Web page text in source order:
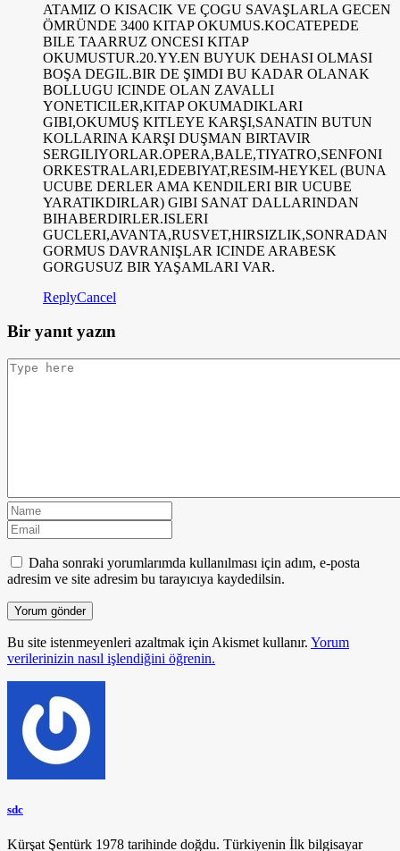
ATAMIZ O KISACIK VE ÇOGU SAVAŞLARLA GECEN
ÖMRÜNDE 3400 KITAP OKUMUS.KOCATEPEDE
BILE TAARRUZ ONCESI KITAP
OKUMUSTUR.20.YY.EN BUYUK DEHASI OLMASI
BOŞA DEGIL.BIR DE ŞIMDI BU KADAR OLANAK
BOLLUGU ICINDE OLAN ZAVALLI
YONETICILER,KITAP OKUMADIKLARI
GIBI,OKUMUŞ KITLEYE KARŞI,SANATIN BUTUN
KOLLARINA KARŞI DUŞMAN BIRTAVIR
SERGILIYORLAR.OPERA,BALE,TIYATRO,SENFONI
ORKESTRALARI,EDEBIYAT,RESIM-HEYKEL (BUNA
UCUBE DERLER AMA KENDILERI BIR UCUBE
YARATIKDIRLAR) GIBI SANAT DALLARINDAN
BIHABERDIRLER.ISLERI
GUCLERI,AVANTA,RUSVET,HIRSIZLIK,SONRADAN
GORMUS DAVRANIŞLAR ICINDE ARABESK
GORGUSUZ BIR YAŞAMLARI VAR.
ReplyCancel
Bir yanıt yazın
Daha sonraki yorumlarımda kullanılması için adım, e-posta
adresim ve site adresim bu tarayıcıya kaydedilsin.
Bu site istenmeyenleri azaltmak için Akismet kullanır. Yorum
verilerinizin nasıl işlendiğini öğrenin.
sdc
Kürşat Şentürk 1978 tarihinde doğdu. Türkiyenin İlk bilgisayar